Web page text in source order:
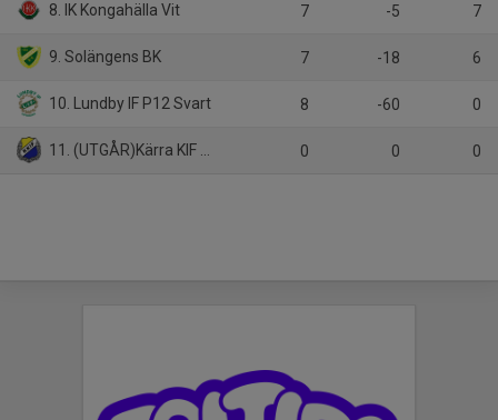
8. IK Kongahälla Vit 7 -5 7
9. Solängens BK 7 -18 6
10. Lundby IF P12 Svart 8 -60 0
11. (UTGÅR)Kärra KIF Gul 0 0 0